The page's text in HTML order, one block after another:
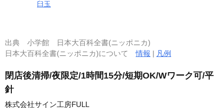
臼玉
出典 小学館 日本大百科全書(ニッポニカ)
日本大百科全書(ニッポニカ)について情報 | 凡例
閉店後清掃/夜限定/1時間15分/短期OK/Wワーク可/平
針
株式会社サイン工房FULL